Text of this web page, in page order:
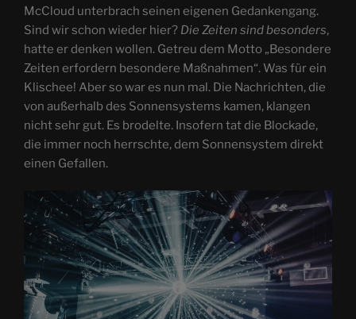
McCloud unterbrach seinen eigenen Gedankengang.
Sind wir schon wieder hier? Die Zeiten sind besonders,
hatte er denken wollen. Getreu dem Motto „Besondere
Zeiten erfordern besondere Maßnahmen“. Was für ein
Klischee! Aber so war es nun mal. Die Nachrichten, die
von außerhalb des Sonnensystems kamen, klangen
nicht sehr gut. Es brodelte. Insofern tat die Blockade,
die immer noch herrschte, dem Sonnensystem direkt
einen Gefallen.